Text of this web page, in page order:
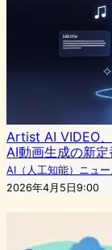
Artist AI VIDEO
AI動画生成の新定
AI（人工知能）ニュー
2026年4月5日9:00